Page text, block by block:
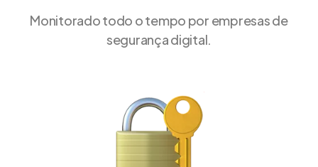
Monitorado todo o tempo por empresas de
segurança digital.